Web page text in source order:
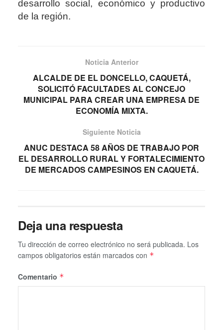
desarrollo social, económico y productivo
de la región.
Noticia Anterior
ALCALDE DE EL DONCELLO, CAQUETÁ,
SOLICITÓ FACULTADES AL CONCEJO
MUNICIPAL PARA CREAR UNA EMPRESA DE
ECONOMÍA MIXTA.
Siguiente Noticia
ANUC DESTACA 58 AÑOS DE TRABAJO POR
EL DESARROLLO RURAL Y FORTALECIMIENTO
DE MERCADOS CAMPESINOS EN CAQUETÁ.
Deja una respuesta
Tu dirección de correo electrónico no será publicada. Los
campos obligatorios están marcados con *
Comentario *